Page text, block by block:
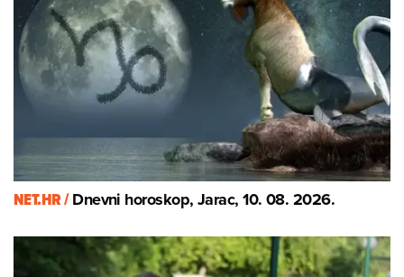
NET.HR /Dnevni horoskop, Jarac, 10. 08. 2026.